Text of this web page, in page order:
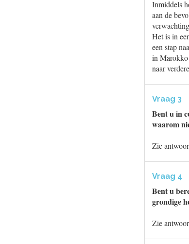
Inmiddels
aan de
Het is in
een stap
in Marokko
naar
Vraag 3
Bent u in
waarom
Zie
Vraag 4
Bent u
grondige
Zie